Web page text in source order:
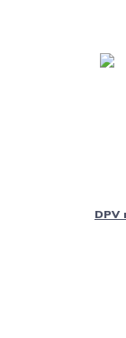
DPV